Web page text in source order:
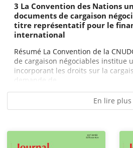
3 La Convention des Nations
documents de cargaison
titre représentatif pour le
international
Résumé La Convention de la
de cargaison négociables institue
incorporant les droits sur la
demande de...
En lire plus